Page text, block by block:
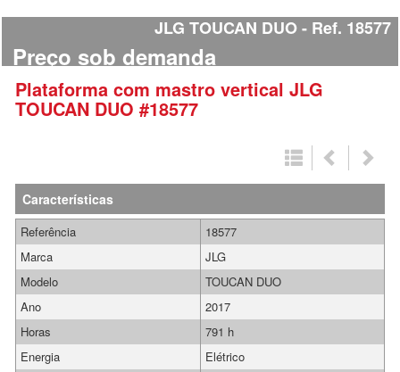
JLG TOUCAN DUO Ref. 18577
Preço sob demanda
Plataforma com mastro vertical JLG
TOUCAN DUO #18577
Características
Referência
18577
Marca
JLG
Modelo
TOUCAN DUO
Ano
2017
Horas
791 h
Energia
Elétrico